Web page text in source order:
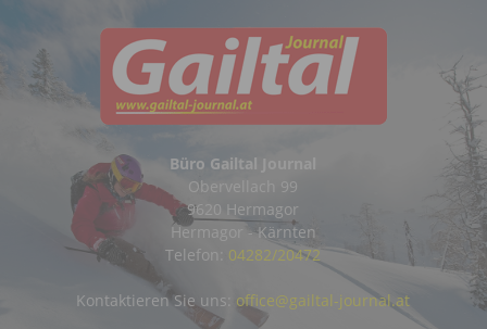
Büro Gailtal Journal
Obervellach 99
9620 Hermagor
Hermagor - Kärnten
Telefon: 04282/20472
Kontaktieren Sie uns: office@gailtal-journal.at